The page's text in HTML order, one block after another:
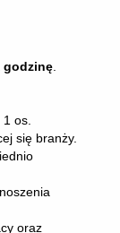
godzinę
os.
się branży.
oraz